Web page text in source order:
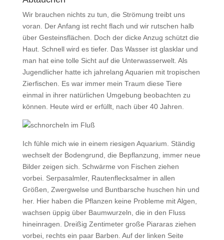
Wir brauchen nichts zu tun, die Strömung treibt uns
voran. Der Anfang ist recht flach und wir rutschen halb
über Gesteinsflächen. Doch der dicke Anzug schützt die
Haut. Schnell wird es tiefer. Das Wasser ist glasklar und
man hat eine tolle Sicht auf die Unterwasserwelt. Als
Jugendlicher hatte ich jahrelang Aquarien mit tropischen
Zierfischen. Es war immer mein Traum diese Tiere
einmal in ihrer natürlichen Umgebung beobachten zu
können. Heute wird er erfüllt, nach über 40 Jahren.
Ich fühle mich wie in einem riesigen Aquarium. Ständig
wechselt der Bodengrund, die Bepflanzung, immer neue
Bilder zeigen sich. Schwärme von Fischen ziehen
vorbei. Serpasalmler, Rautenflecksalmer in allen
Größen, Zwergwelse und Buntbarsche huschen hin und
her. Hier haben die Pflanzen keine Probleme mit Algen,
wachsen üppig über Baumwurzeln, die in den Fluss
hineinragen. Dreißig Zentimeter große Piararas ziehen
vorbei, rechts ein paar Barben. Auf der linken Seite